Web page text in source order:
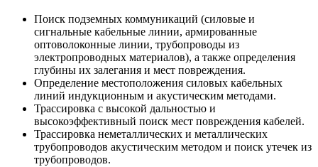
Поиск подземных коммуникаций (силовые и
сигнальные кабельные линии, армированные
оптоволоконные линии, трубопроводы из
электропроводных материалов), а также определения
глубины их залегания и мест повреждения.
Определение местоположения силовых кабельных
линий индукционным и акустическим методами.
Трассировка с высокой дальностью и
высокоэффективный поиск мест повреждения кабелей.
Трассировка неметаллических и металлических
трубопроводов акустическим методом и поиск утечек из
трубопроводов.